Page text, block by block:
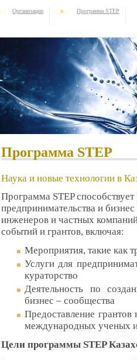
Организации Программа STEP
Программа STEP
Наука и новые технологии в
Программа STEP
предпринимательства и
инженеров и частных
событий и грантов, включая:
Мероприятия, такие как
Услуги для
кураторство
Деятельность по
бизнес – сообщества
Предоставление
международных ученых
Цели программы STEP